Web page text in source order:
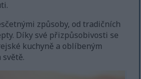
způsoby, od tradičních
Díky své přizpůsobivosti se
kuchyně a oblíbeným